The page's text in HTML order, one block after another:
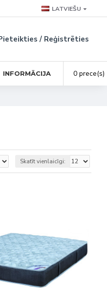
LATVIEŠU
/ Reģistrēties
INFORMĀCIJA 0
Skatīt vienlaicīgi: